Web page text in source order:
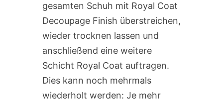
gesamten Schuh mit Royal Coat
Decoupage Finish überstreichen,
wieder trocknen lassen und
anschließend eine weitere
Schicht Royal Coat auftragen.
Dies kann noch mehrmals
wiederholt werden: Je mehr